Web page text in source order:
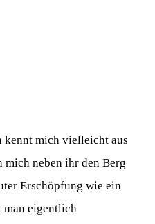
kennt mich vielleicht aus
mich neben ihr den Berg
Erschöpfung wie ein
man eigentlich